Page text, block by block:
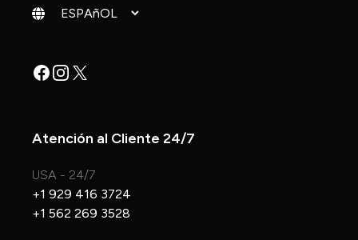
Cambiar idioma
Facebook
Instagram
X
Atención al Cliente 24/7
USA - 24/7
+1 929 416 3724
+1 562 269 3528